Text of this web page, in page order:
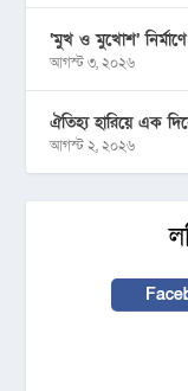
‘মুখ ও মুখোশ’
আগস্ট ৩, ২০২৬
ঐতিহ্য হারিয়ে এক
আগস্ট ২, ২০২৬